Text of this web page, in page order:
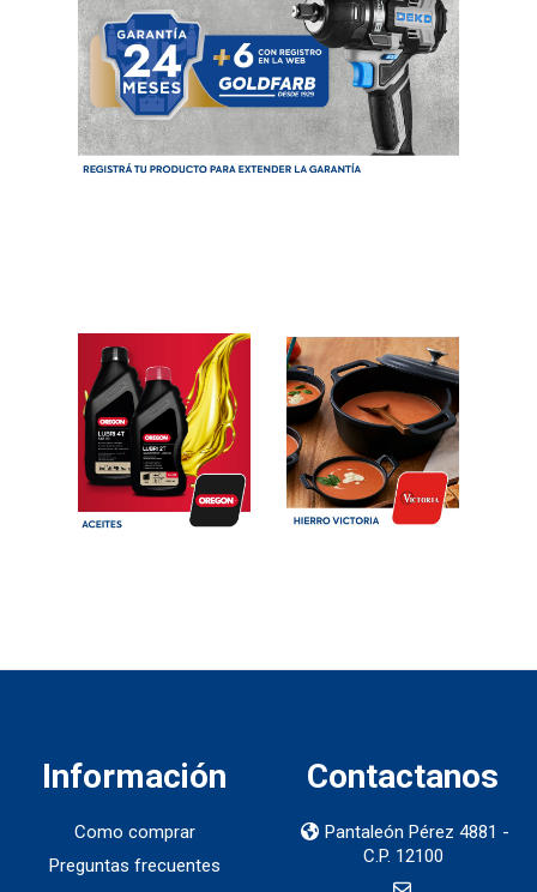
Información
Como comprar
Preguntas frecuentes
Contactanos
Pantaleón Pérez 4881 -
C.P. 12100